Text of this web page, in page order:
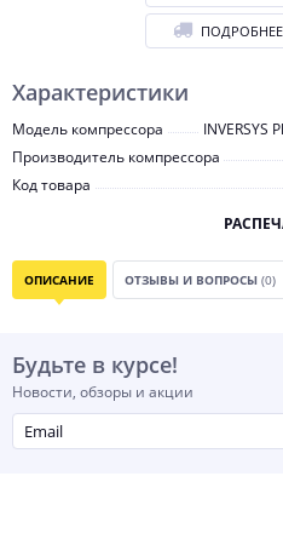
Характеристики
Модель компрессора
INVERSYS
Производитель компрессора
Код товара
ОПИСАНИЕ ОТЗЫВЫ И ВОПРОСЫ (0)
Будьте в курсе!
Новости, обзоры и акции